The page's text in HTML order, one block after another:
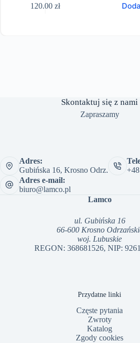
120.00zł
Skontaktuj się z nami
Zapraszamy
Adres:
Gubińska 16, Krosno Odrz.
Adres e-mail:
biuro@lamco.pl
Lamco
ul. Gubińska 16
66-600 Krosno
woj. Lubuskie
REGON: 368681526, NIP:
Przydatne linki
Częste pytania
Zwroty
Katalog
Zgody cookies